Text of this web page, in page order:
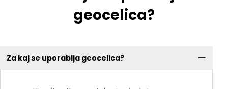
geocelica?
Za kaj se uporablja geocelica?